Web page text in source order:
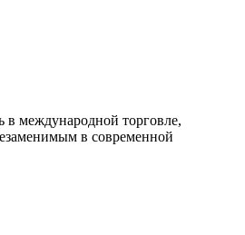
в международной торговле,
в современной